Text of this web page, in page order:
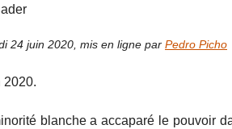
24 juin 2020 mis en ligne par Pedro Picho
2020.
blanche a accaparé le pouvoir